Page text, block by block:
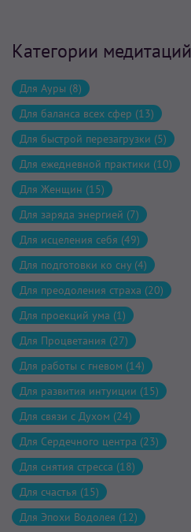
Категории медитаций
Для Ауры (8)
Для баланса всех сфер (13)
Для быстрой перезагрузки (5)
Для ежедневной практики (10)
Для Женщин (15)
Для заряда энергией (7)
Для исцеления себя (49)
Для подготовки ко сну (4)
Для преодоления страха (20)
Для проекций ума (1)
Для Процветания (27)
Для работы с гневом (14)
Для развития интуиции (15)
Для связи с Духом (24)
Для Сердечного центра (23)
Для снятия стресса (18)
Для счастья (15)
Для Эпохи Водолея (12)